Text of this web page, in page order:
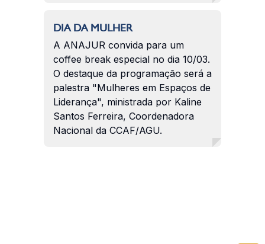
DIA DA MULHER
A ANAJUR convida para um
coffee break especial no dia 10/03.
O destaque da programação será a
palestra "Mulheres em Espaços de
Liderança", ministrada por Kaline
Santos Ferreira, Coordenadora
Nacional da CCAF/AGU.